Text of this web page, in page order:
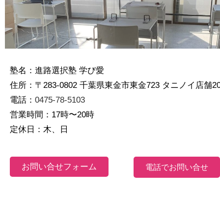
塾名：進路選択塾 学び愛
住所：〒283-0802 千葉県東金市東金723 タニノイ店舗
電話： 0475-78-5103
営業時間：17時〜20時
定休日：木、日
お問い合せフォーム 電話でお問い合せ